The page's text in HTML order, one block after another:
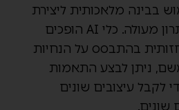
בבינה מלאכותית ליצירת
תמונות יכול להיות פיתרון מעולה. כלי AI הופכים
בהתבסס על הנחיות
ניתן לבצע התאמות
לקבל עיצובים שונים
שונים.